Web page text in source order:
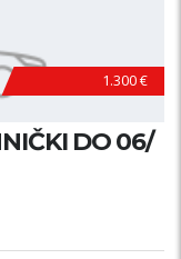
1.300 €
DO 06/